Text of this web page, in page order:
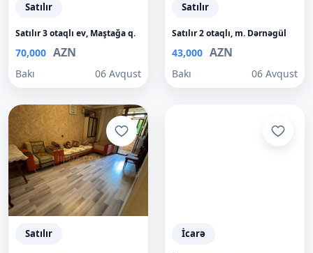
Satılır
Satılır 3 otaqlı ev, Maştağa q.
70,000 AZN
Bakı 06 Avqust
Satılır
Satılır 2 otaqlı, m. Dərnəgül
43,000 AZN
Bakı 06 Avqust
Satılır İcarə